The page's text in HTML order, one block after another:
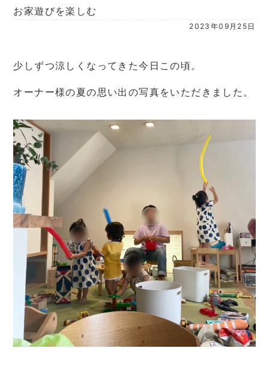
お家遊びを楽しむ
2023年09月25日
少しずつ涼しくなってきた今日この頃。
オーナー様の夏の思い出の写真をいただきました。